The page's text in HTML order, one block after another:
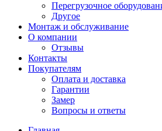
Перегрузочное
Другое
Монтаж и обслуживание
О компании
Отзывы
Контакты
Покупателям
Оплата и доставка
Гарантии
Замер
Вопросы и ответы